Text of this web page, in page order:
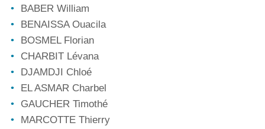
BABER William
BENAISSA Ouacila
BOSMEL Florian
CHARBIT Lévana
DJAMDJI Chloé
EL ASMAR Charbel
GAUCHER Timothé
MARCOTTE Thierry